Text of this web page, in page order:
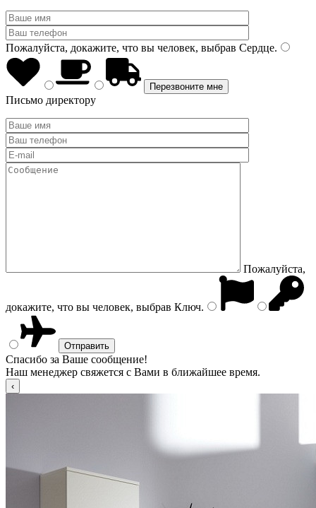
Пожалуйста, докажите, что вы человек, выбрав Сердце.
Письмо директору
Пожалуйста,
докажите, что вы человек, выбрав Ключ.
Спасибо за Ваше сообщение!
Наш менеджер свяжется с Вами в ближайшее время.